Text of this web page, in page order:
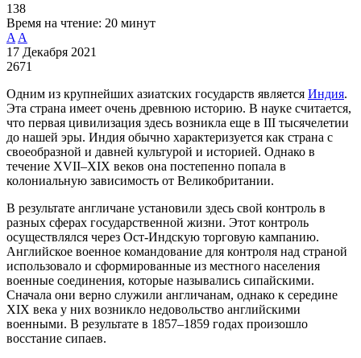
138
Время на чтение: 20 минут
A A
17 Декабря 2021
2671
Одним из крупнейших азиатских государств является Индия.
Эта страна имеет очень древнюю историю. В науке считается,
что первая цивилизация здесь возникла еще в III тысячелетии
до нашей эры. Индия обычно характеризуется как страна с
своеобразной и давней культурой и историей. Однако в
течение XVII–XIX веков она постепенно попала в
колониальную зависимость от Великобритании.
В результате англичане установили здесь свой контроль в
разных сферах государственной жизни. Этот контроль
осуществлялся через Ост-Индскую торговую кампанию.
Английское военное командование для контроля над страной
использовало и сформированные из местного населения
военные соединения, которые назывались сипайскими.
Сначала они верно служили англичанам, однако к середине
XIX века у них возникло недовольство английскими
военными. В результате в 1857–1859 годах произошло
восстание сипаев.